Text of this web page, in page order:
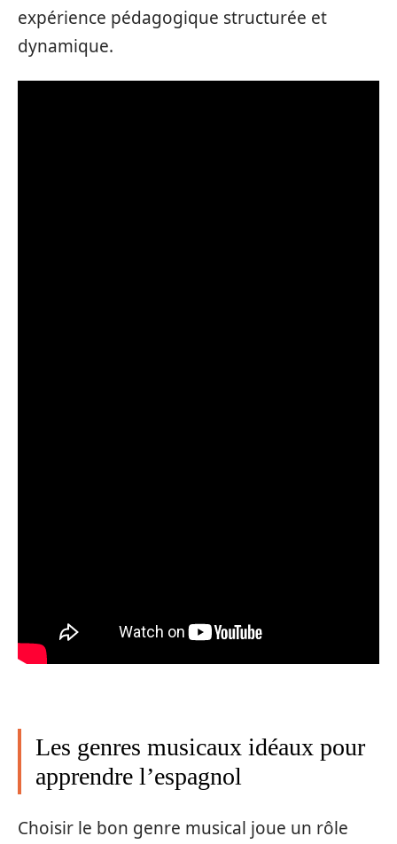
expérience pédagogique structurée et
dynamique.
Les genres musicaux idéaux pour
apprendre l’espagnol
Choisir le bon genre musical joue un rôle